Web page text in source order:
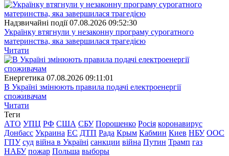
Надзвичайні події 07.08.2026 09:52:30
Українку втягнули у незаконну програму сурогатного
материнства, яка завершилася трагедією
Читати
Енергетика 07.08.2026 09:11:01
В Україні змінюють правила подачі електроенергії
споживачам
Читати
Теги
АТО УПЦ РФ США СБУ Порошенко Росія коронавирус
Донбасс Украина ЕС ДТП Рада Крым Кабмин Киев НБУ ООС
ГПУ суд війна в Україні санкции війна Путин Трамп газ
НАБУ пожар Польша выборы